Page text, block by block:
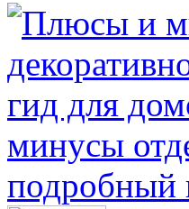
минусы
подробный